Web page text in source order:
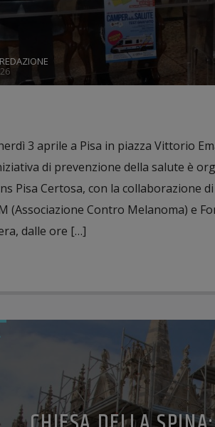
3 aprile a Pisa in piazza Vittorio
di prevenzione della salute è
Pisa Certosa, con la collaborazione
(Associazione Contro Melanoma) e
dalle ore […]